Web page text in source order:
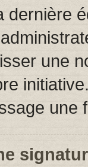
dernière
une
une